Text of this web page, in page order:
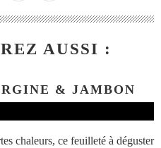
AUSSI :
& JAMBON
chaleurs, ce feuilleté à déguster